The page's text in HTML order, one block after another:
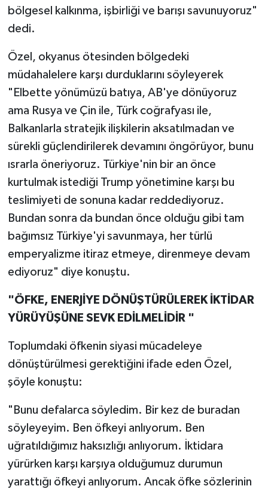
bölgesel kalkınma, işbirliği ve barışı savunuyoruz"
dedi.
Özel, okyanus ötesinden bölgedeki
müdahalelere karşı durduklarını söyleyerek
"Elbette yönümüzü batıya, AB'ye dönüyoruz
ama Rusya ve Çin ile, Türk coğrafyası ile,
Balkanlarla stratejik ilişkilerin aksatılmadan ve
sürekli güçlendirilerek devamını öngörüyor, bunu
ısrarla öneriyoruz. Türkiye'nin bir an önce
kurtulmak istediği Trump yönetimine karşı bu
teslimiyeti de sonuna kadar reddediyoruz.
Bundan sonra da bundan önce olduğu gibi tam
bağımsız Türkiye'yi savunmaya, her türlü
emperyalizme itiraz etmeye, direnmeye devam
ediyoruz" diye konuştu.
"ÖFKE, ENERJİYE DÖNÜŞTÜRÜLEREK İKTİDAR
YÜRÜYÜŞÜNE SEVK EDİLMELİDİR "
Toplumdaki öfkenin siyasi mücadeleye
dönüştürülmesi gerektiğini ifade eden Özel,
şöyle konuştu:
"Bunu defalarca söyledim. Bir kez de buradan
söyleyeyim. Ben öfkeyi anlıyorum. Ben
uğratıldığımız haksızlığı anlıyorum. İktidara
yürürken karşı karşıya olduğumuz durumun
yarattığı öfkeyi anlıyorum. Ancak öfke sözlerinin